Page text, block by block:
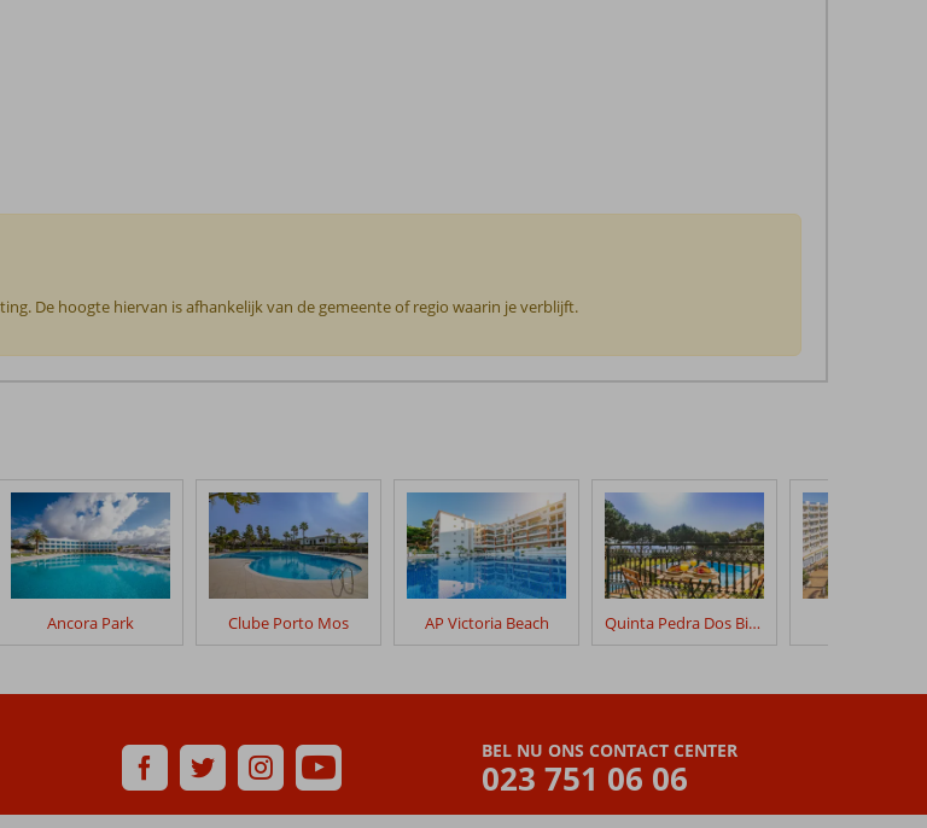
De hoogte hiervan is afhankelijk van de gemeente of regio waarin je verblijft.
Ancora Park Clube Porto Mos AP Victoria Beach Quinta Pedra Dos Bicos
BEL NU ONS CONTACT CENTER
023 751 06 06